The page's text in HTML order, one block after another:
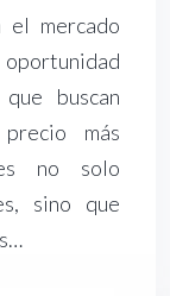
el mercado
buscan
más
no solo
sino que